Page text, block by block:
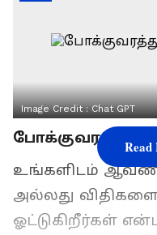
Image Credit :Chat GPT
போக்குவரத்து
உங்களிடம்
அல்லது
ஓட்டுகிறீர்கள்